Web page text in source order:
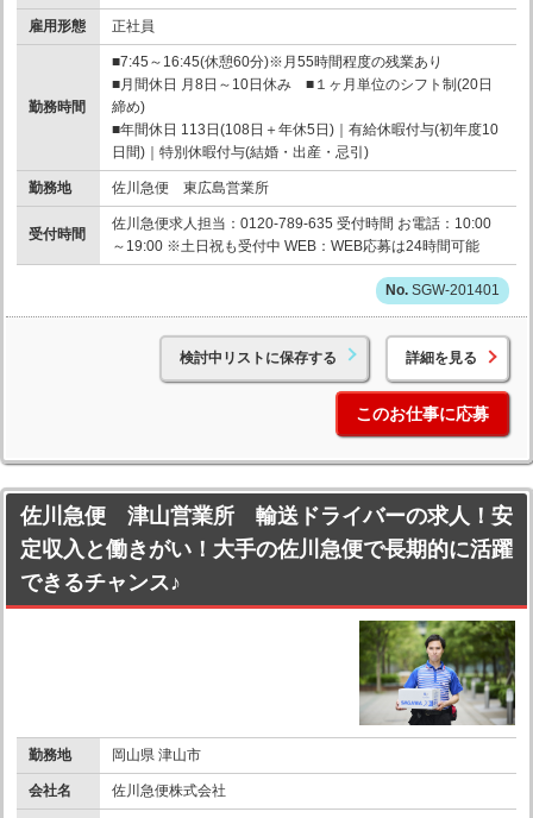
雇用形態 正社員
勤務時間
■7:45～16:45(休憩60分)※月55時間程度の残業あり
■月間休日 月8日～10日休み ■１ヶ月単位のシフト制(20日
締め)
■年間休日 113日(108日＋年休5日)｜有給休暇付与(初年度10
日間)｜特別休暇付与(結婚・出産・忌引)
勤務地 佐川急便 東広島営業所
受付時間
佐川急便求人担当：0120-789-635 受付時間 お電話：10:00
～19:00 ※土日祝も受付中 WEB：WEB応募は24時間可能
SGW-201401
検討中リストに保存する 詳細を見る
このお仕事に応募
佐川急便 津山営業所 輸送ドライバーの求人！安
定収入と働きがい！大手の佐川急便で長期的に活躍
できるチャンス♪
勤務地 岡山県 津山市
会社名 佐川急便株式会社